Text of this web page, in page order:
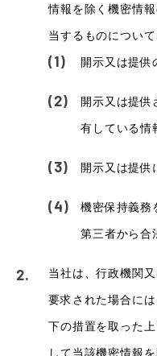
情報を除く機密情
当するものについ
開示又は提供
開示又は提供
有している情
開示又は提供
機密保持義務
第三者から合
当社は、行政機関
要求された場合に
下の措置を取った
して当該機密情報